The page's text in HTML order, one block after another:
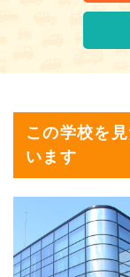
この学校を
います